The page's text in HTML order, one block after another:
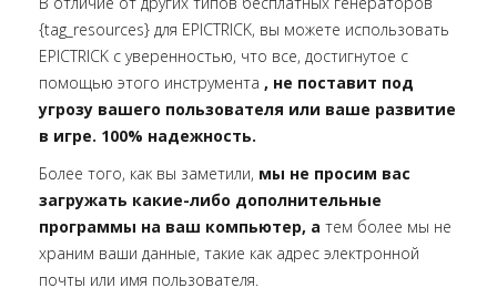
{tag_resources} для EPICTRICK, вы можете использовать
EPICTRICK с уверенностью, что все, достигнутое с
помощью этого инструмента , не поставит под
угрозу вашего пользователя или ваше развитие
в игре. 100% надежность.
Более того, как вы заметили, мы не просим вас
загружать какие-либо дополнительные
программы на ваш компьютер, а тем более мы не
храним ваши данные, такие как адрес электронной
почты или имя пользователя.